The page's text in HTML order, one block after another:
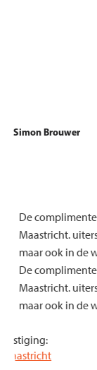
Simon Brouwer
De
Maastricht.
maar ook in de
De
Maastricht.
maar ook in de
Vestiging:
Maastricht